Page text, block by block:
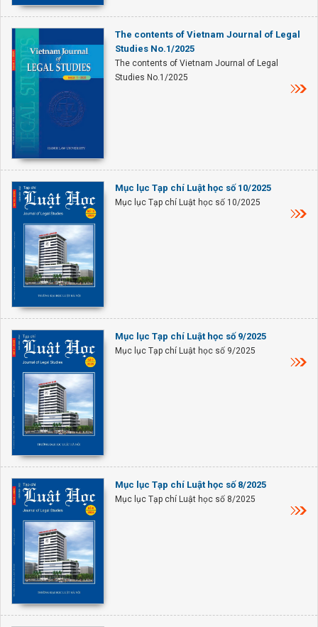
The contents of Vietnam Journal of Legal
Studies No.1/2025
The contents of Vietnam Journal of Legal
Studies No.1/2025
Mục lục Tạp chí Luật học số 10/2025
Mục lục Tạp chí Luật học số 10/2025
Mục lục Tạp chí Luật học số 9/2025
Mục lục Tạp chí Luật học số 9/2025
Mục lục Tạp chí Luật học số 8/2025
Mục lục Tạp chí Luật học số 8/2025